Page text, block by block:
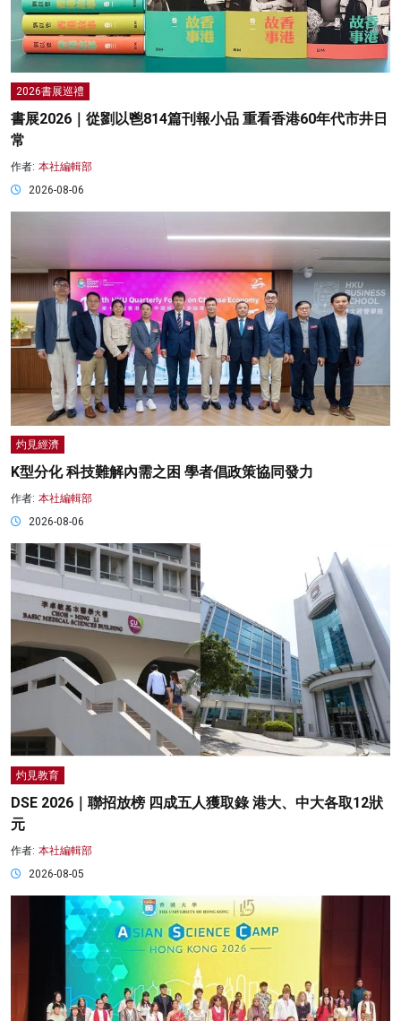
2026書展巡禮
書展2026｜從劉以鬯814篇刊報小品 重看香港60年代市井日
常
作者: 本社編輯部
2026-08-06
灼見經濟
K型分化 科技難解內需之困 學者倡政策協同發力
作者: 本社編輯部
2026-08-06
灼見教育
DSE 2026｜聯招放榜 四成五人獲取錄 港大、中大各取12狀
元
作者: 本社編輯部
2026-08-05